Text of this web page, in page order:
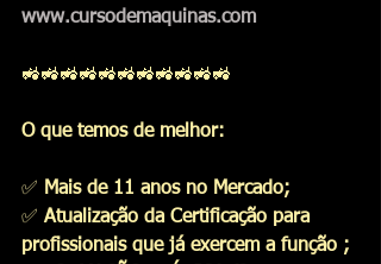
www.cursodemaquinas.com
🚜🚜🚜🚜🚜🚜🚜🚜🚜🚜🚜
O que temos de melhor:
✅ Mais de 11 anos no Mercado;
✅ Atualização da Certificação para
profissionais que já exercem a função ;